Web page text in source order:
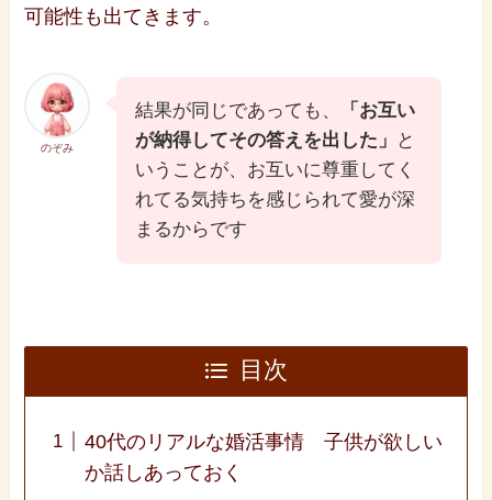
可能性も出てきます。
のぞみ
結果が同じであっても、
「お互い
が納得してその答えを出した」
と
いうことが、お互いに尊重してく
れてる気持ちを感じられて愛が深
まるからです
目次
40代のリアルな婚活事情 子供が欲しい
か話しあっておく